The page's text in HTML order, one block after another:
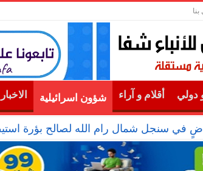
دولي أقلام و آراء شؤون اسرائيلية
في سنجل شمال رام الله لصالح بؤرة